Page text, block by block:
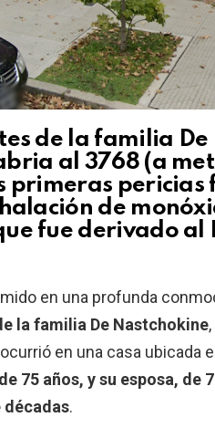
de la familia De
al 3768 (a
primeras pericias
de
fue derivado al
en una profunda
la familia De Nastchokine
en una casa ubicada
75 años, y su esposa, de
décadas.